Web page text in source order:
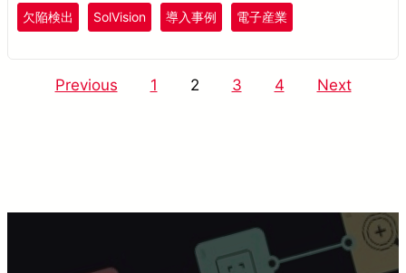
欠陥検出 SolVision 導入事例 電子産業
PostsPrevious 1 2 3 4 Next